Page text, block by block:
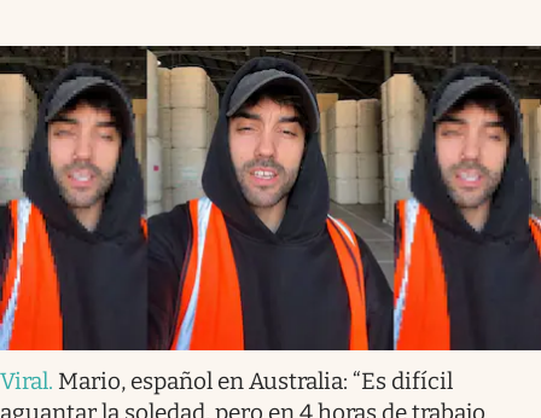
Viral. Mario, español en Australia: “Es difícil